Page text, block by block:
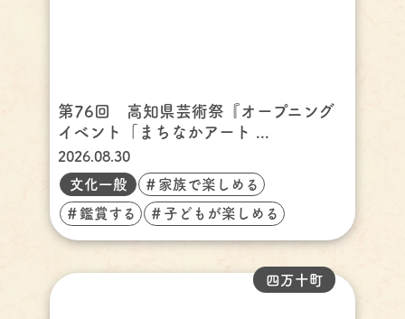
第76回 高知県芸術祭『オープニング
イベント「まちなかアート ...
2026.08.30
文化一般
＃家族で楽しめる
＃鑑賞する ＃子どもが楽しめる
四万十町